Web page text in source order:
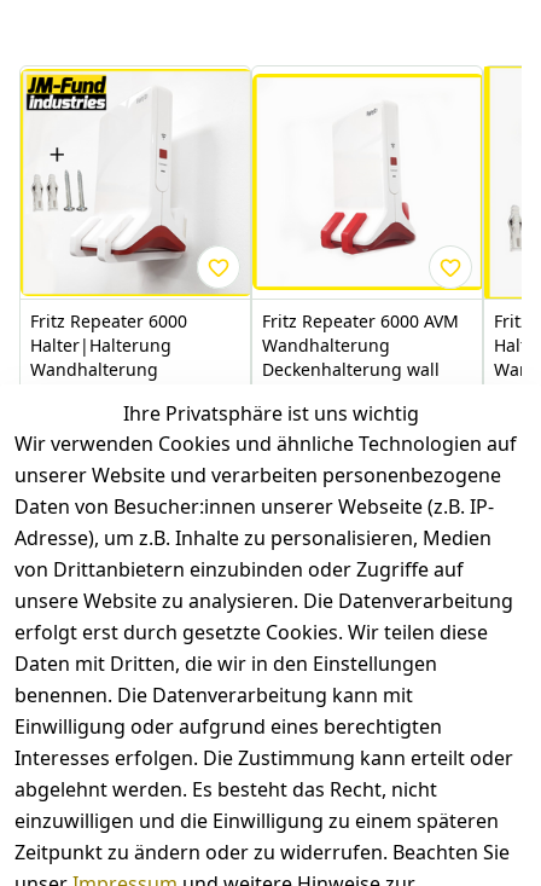
Fritz Repeater 6000
Halter|Halterung
Wandhalterung
0
7,39 €*
Hinzufügen
Fritz Repeater 6000 AVM
Wandhalterung
Deckenhalterung wall
0
7,39 €*
Hinzufügen
Fritz
inkl. ges. MwSt zzgl. Versandkosten
Ihre Privatsphäre ist uns wichtig
Wir verwenden Cookies und ähnliche Technologien auf
unserer Website und verarbeiten personenbezogene
Daten von Besucher:innen unserer Webseite (z.B. IP-
Adresse), um z.B. Inhalte zu personalisieren, Medien
von Drittanbietern einzubinden oder Zugriffe auf
unsere Website zu analysieren. Die Datenverarbeitung
erfolgt erst durch gesetzte Cookies. Wir teilen diese
Daten mit Dritten, die wir in den Einstellungen
benennen. Die Datenverarbeitung kann mit
Einwilligung oder aufgrund eines berechtigten
Interesses erfolgen. Die Zustimmung kann erteilt oder
abgelehnt werden. Es besteht das Recht, nicht
einzuwilligen und die Einwilligung zu einem späteren
Zeitpunkt zu ändern oder zu widerrufen. Beachten Sie
Rechtliches
AGB
Widerrufsbelehrung
Kontakt
Kontakt